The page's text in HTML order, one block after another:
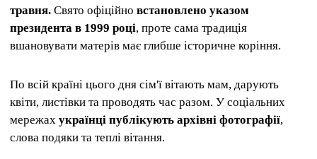
травня. Свято офіційно встановлено указом
президента в 1999 році, проте сама традиція
вшановувати матерів має глибше історичне коріння.
По всій країні цього дня сім'ї вітають мам, дарують
квіти, листівки та проводять час разом. У соціальних
мережах українці публікують архівні фотографії,
слова подяки та теплі вітання.